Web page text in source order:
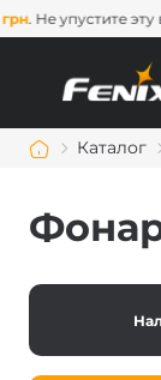
. Не упустите эту
Каталог